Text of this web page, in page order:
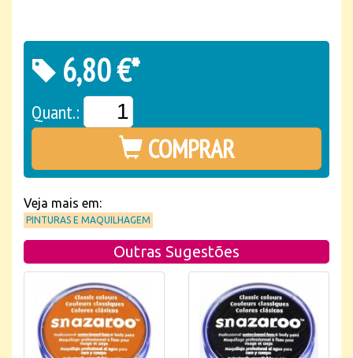
6,80 €*
Quant.:
COMPRAR
Veja mais em:
PINTURAS E MAQUILHAGEM
Outras Sugestões